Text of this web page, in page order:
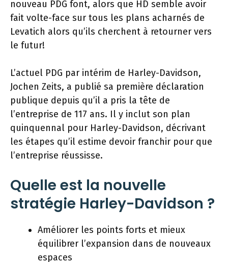
nouveau PDG font, alors que HD semble avoir
fait volte-face sur tous les plans acharnés de
Levatich alors qu’ils cherchent à retourner vers
le futur!
L’actuel PDG par intérim de Harley-Davidson,
Jochen Zeits, a publié sa première déclaration
publique depuis qu’il a pris la tête de
l’entreprise de 117 ans. Il y inclut son plan
quinquennal pour Harley-Davidson, décrivant
les étapes qu’il estime devoir franchir pour que
l’entreprise réussisse.
Quelle est la nouvelle
stratégie Harley-Davidson ?
Améliorer les points forts et mieux
équilibrer l’expansion dans de nouveaux
espaces